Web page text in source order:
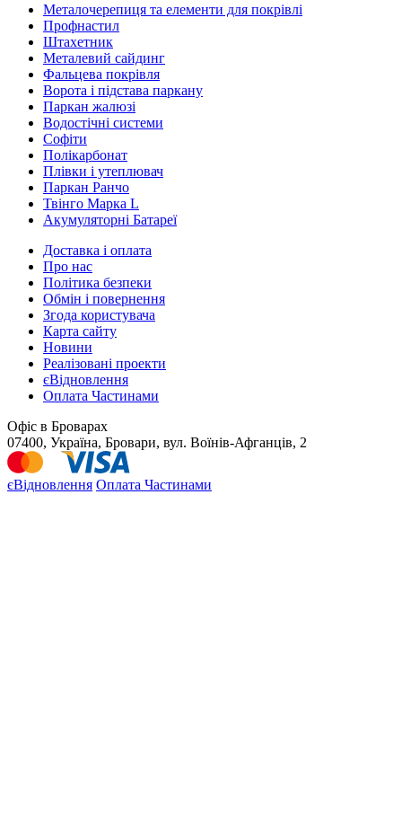
Металочерепиця та елементи для покрівлі
Профнастил
Штахетник
Металевий сайдинг
Фальцева покрівля
Ворота і підстава паркану
Паркан жалюзі
Водостічні системи
Софіти
Полікарбонат
Плівки і утеплювач
Паркан Ранчо
Твінго Марка L
Акумуляторні Батареї
Доставка і оплата
Про нас
Політика безпеки
Обмін і повернення
Згода користувача
Карта сайту
Новини
Реалізовані проекти
єВідновлення
Оплата Частинами
Офіс в Броварах
07400, Україна, Бровари, вул. Воїнів-Афганців, 2
єВідновлення Оплата Частинами